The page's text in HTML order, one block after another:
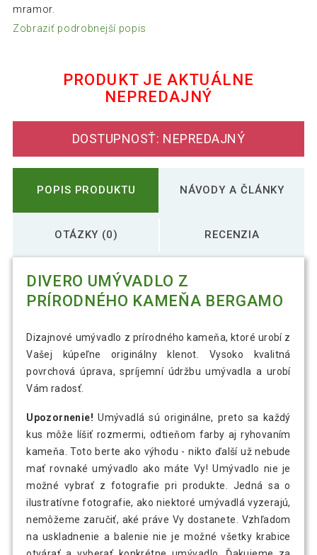
mramor.
Zobraziť podrobnejší popis
PRODUKT JE AKTUÁLNE
NEPREDAJNÝ
DOSTUPNOSŤ: NEPREDAJNÝ
POPIS PRODUKTU NÁVODY A ČLÁNKY
OTÁZKY (0) RECENZIA
DIVERO UMÝVADLO Z
PRÍRODNÉHO KAMEŇA BERGAMO
Dizajnové umývadlo z prírodného kameňa, ktoré urobí z
Vašej kúpeľne originálny klenot. Vysoko kvalitná
povrchová úprava, spríjemní údržbu umývadla a urobí
Vám radosť.
Upozornenie! Umývadlá sú originálne, preto sa každý
kus môže líšiť rozmermi, odtieňom farby aj ryhovaním
kameňa. Toto berte ako výhodu - nikto ďalší už nebude
mať rovnaké umývadlo ako máte Vy! Umývadlo nie je
možné vybrať z fotografie pri produkte. Jedná sa o
ilustratívne fotografie, ako niektoré umývadlá vyzerajú,
nemôžeme zaručiť, aké práve Vy dostanete. Vzhľadom
na uskladnenie a balenie nie je možné všetky krabice